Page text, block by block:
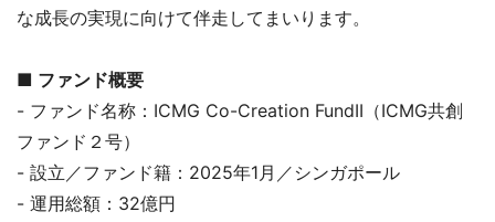
な成長の実現に向けて伴走してまいります。
■ ファンド概要
- ファンド名称：ICMG Co-Creation FundII（ICMG共創
ファンド２号）
- 設立／ファンド籍：2025年1月／シンガポール
- 運用総額：32億円